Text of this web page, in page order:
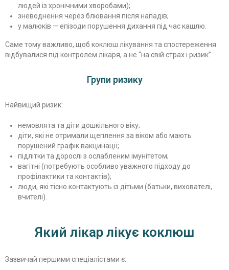
людей із хронічними хворобами);
зневоднення через блювання після нападів;
у малюків — епізоди порушення дихання під час кашлю.
Саме тому важливо, щоб коклюш лікування та спостереження
відбувалися під контролем лікаря, а не “на свій страх і ризик”.
Групи ризику
Найвищий ризик:
немовлята та діти дошкільного віку;
діти, які не отримали щеплення за віком або мають
порушений графік вакцинації;
підлітки та дорослі з ослабленим імунітетом;
вагітні (потребують особливо уважного підходу до
профілактики та контактів);
люди, які тісно контактують із дітьми (батьки, вихователі,
вчителі).
Який лікар лікує коклюш
Зазвичай першими спеціалістами є: